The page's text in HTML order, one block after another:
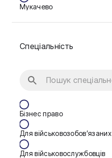
Мукачево
Одеса
Павлоград
Полтава
Рівне
Тернопіль
Спеціальність
Бізнес право
Для військовозобов’язаних
Для військовослужбовців